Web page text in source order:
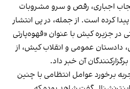
اجباری، رقص و سرو مشروبات
کرده است. از جمله، در پی انتشار
در جزیره کیش با عنوان «قهوه‌پارتی
دادستان عمومی و انقلاب کیش، از
آن خبر داد.
برخورد عوامل انتظامی با چنین